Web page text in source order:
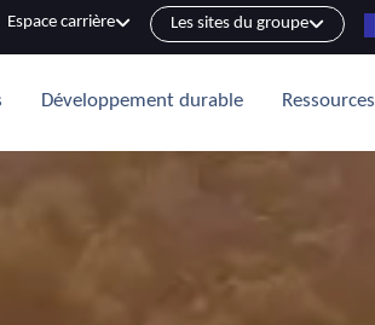
Espace carrière Les sites du groupe
Développement durable Ressources